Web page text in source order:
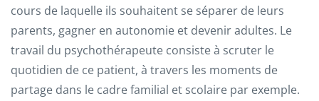
cours de laquelle ils souhaitent se séparer de leurs
parents, gagner en autonomie et devenir adultes. Le
travail du psychothérapeute consiste à scruter le
quotidien de ce patient, à travers les moments de
partage dans le cadre familial et scolaire par exemple.